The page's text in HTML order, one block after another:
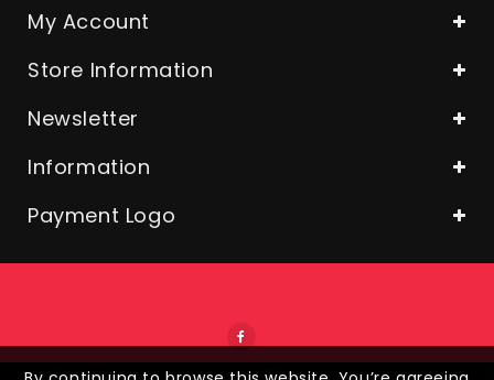
My Account
Store Information
Newsletter
Information
Payment Logo